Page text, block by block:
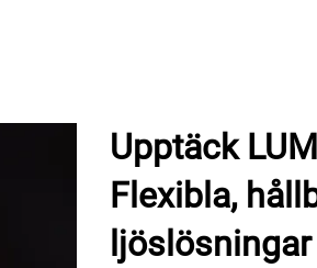
Upptäck
Flexibla,
ljöslösningar